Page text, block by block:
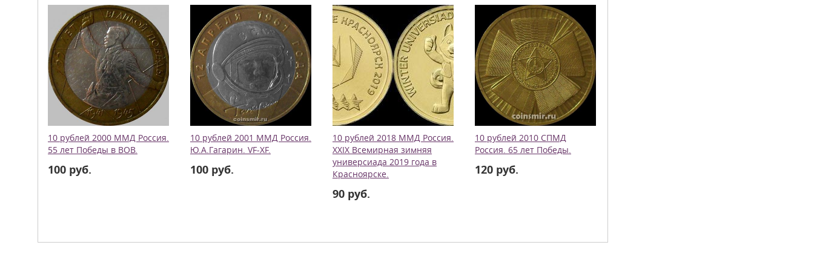
10 рублей 2000 ММД Россия.
55 лет Победы в ВОВ.
100 руб.
10 рублей 2001 ММД Россия.
Ю.А.Гагарин. VF-XF.
100 руб.
10 рублей 2018 ММД Россия.
ХХIХ Всемирная зимняя
универсиада 2019 года в
Красноярске.
90 руб.
10 рублей 2010 СПМД
Россия. 65 лет Победы.
120 руб.